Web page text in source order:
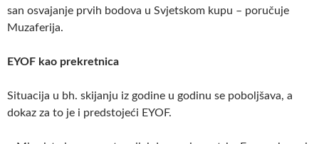
san osvajanje prvih bodova u Svjetskom kupu – poručuje
Muzaferija.
EYOF kao prekretnica
Situacija u bh. skijanju iz godine u godinu se poboljšava, a
dokaz za to je i predstojeći EYOF.